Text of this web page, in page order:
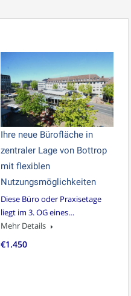
Ihre neue Bürofläche in
zentraler Lage von Bottrop
mit flexiblen
Nutzungsmöglichkeiten
Diese Büro oder Praxisetage
liegt im 3. OG eines…
Mehr Details
€1.450